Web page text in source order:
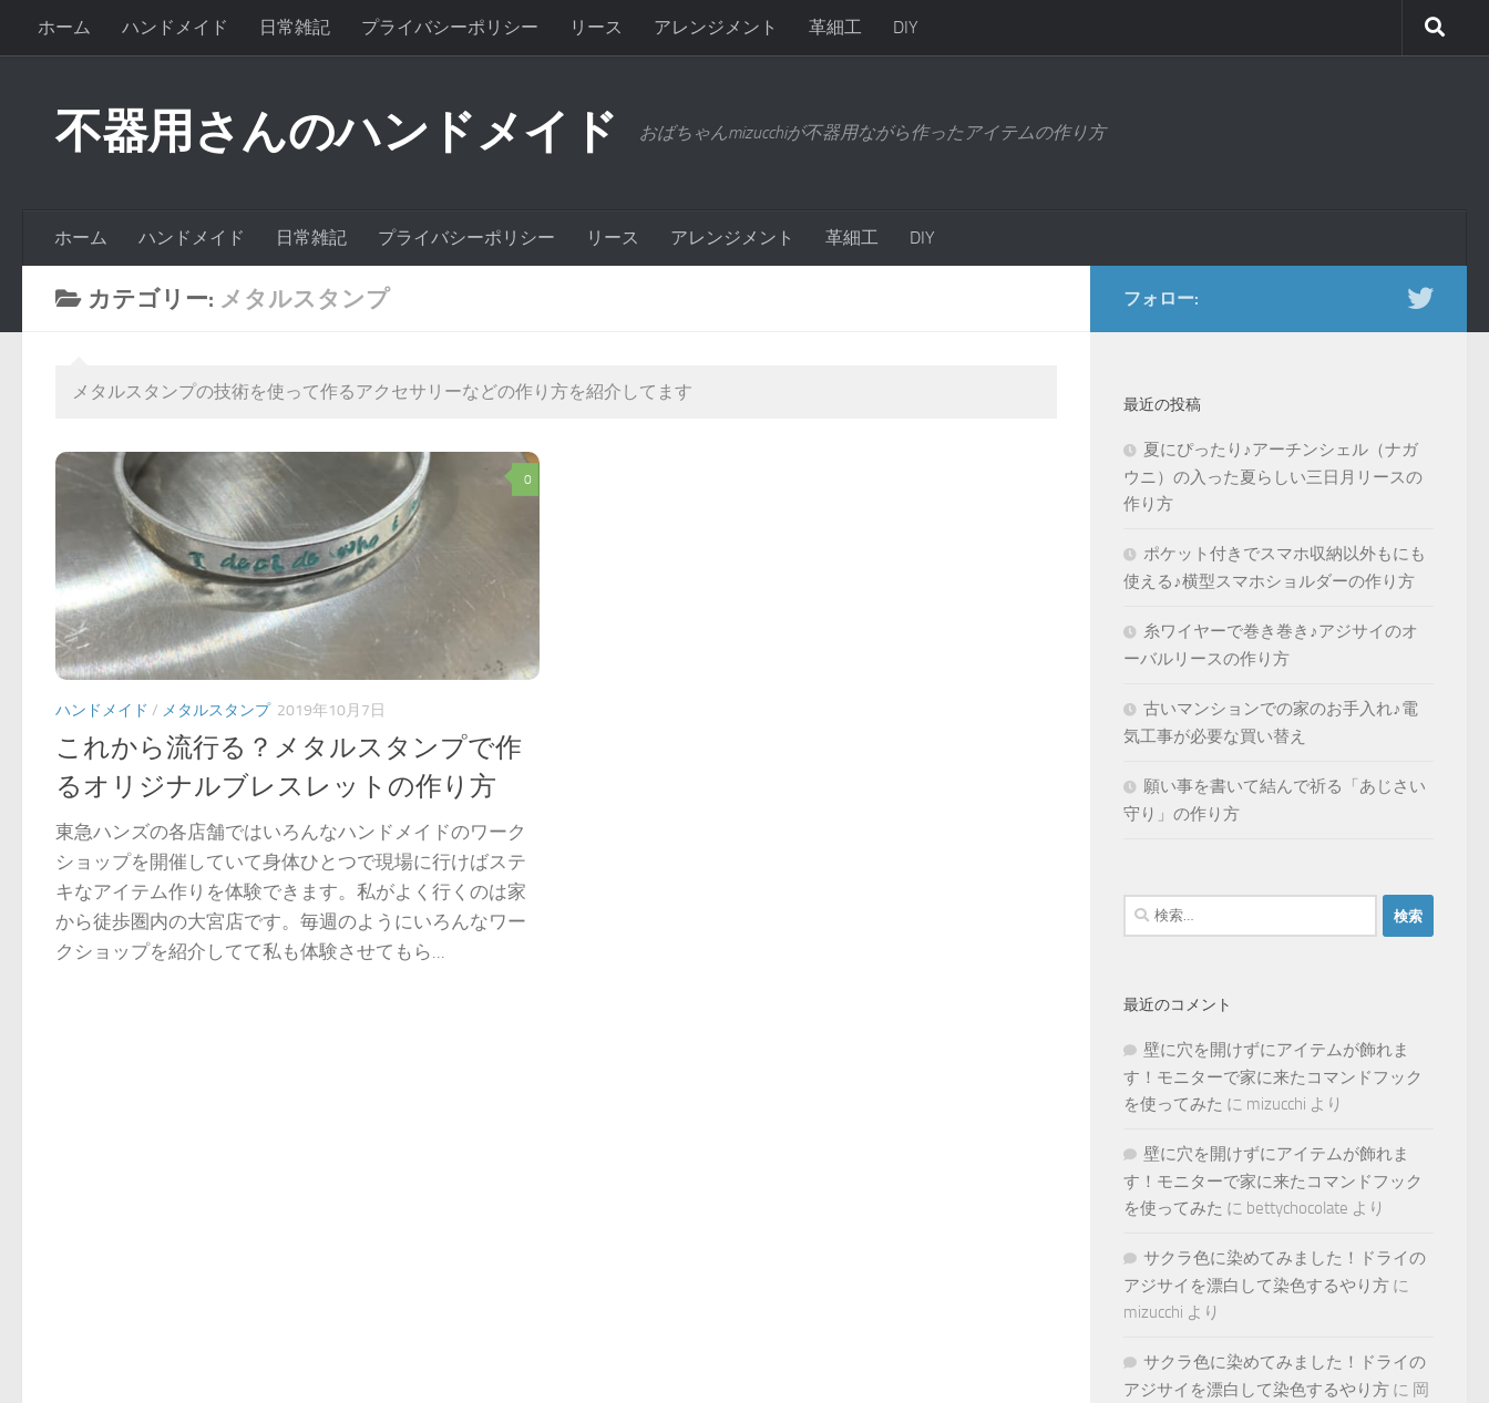
ホーム ハンドメイド 日常雑記 プライバシーポリシー リース アレンジメント 革細工 DIY
不器用さんのハンドメイド おばちゃんmizucchiが不器用ながら作ったアイテムの作り方
ホーム ハンドメイド 日常雑記 プライバシーポリシー リース アレンジメント 革細工 DIY
カテゴリー: メタルスタンプ
メタルスタンプの技術を使って作るアクセサリーなどの作り方を紹介してます
0
ハンドメイド / メタルスタンプ 2019年10月7日
これから流行る？メタルスタンプで作
るオリジナルブレスレットの作り方
東急ハンズの各店舗ではいろんなハンドメイドのワーク
ショップを開催していて身体ひとつで現場に行けばステ
キなアイテム作りを体験できます。私がよく行くのは家
から徒歩圏内の大宮店です。毎週のようにいろんなワー
クショップを紹介してて私も体験させてもら...
フォロー:
最近の投稿
夏にぴったり♪アーチンシェル（ナガ
ウニ）の入った夏らしい三日月リースの
作り方
ポケット付きでスマホ収納以外もにも
使える♪横型スマホショルダーの作り方
糸ワイヤーで巻き巻き♪アジサイのオ
ーバルリースの作り方
古いマンションでの家のお手入れ♪電
気工事が必要な買い替え
願い事を書いて結んで祈る「あじさい
守り」の作り方
検
索:
最近のコメント
壁に穴を開けずにアイテムが飾れま
す！モニターで家に来たコマンドフック
を使ってみた に mizucchi より
壁に穴を開けずにアイテムが飾れま
す！モニターで家に来たコマンドフック
を使ってみた に bettychocolate より
サクラ色に染めてみました！ドライの
アジサイを漂白して染色するやり方 に
mizucchi より
サクラ色に染めてみました！ドライの
アジサイを漂白して染色するやり方 に 岡